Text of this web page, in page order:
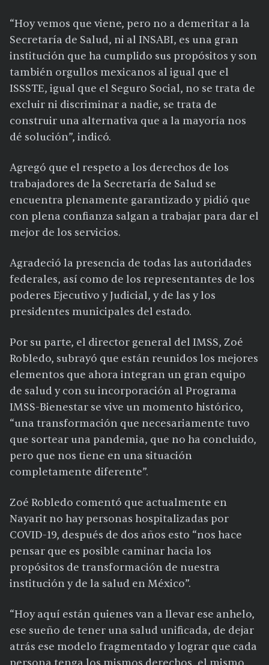
“Hoy vemos que viene, pero no a demeritar a la
Secretaría de Salud, ni al INSABI, es una gran
institución que ha cumplido sus propósitos y son
también orgullos mexicanos al igual que el
ISSSTE, igual que el Seguro Social, no se trata de
excluir ni discriminar a nadie, se trata de
construir una alternativa que a la mayoría nos
dé solución”, indicó.
Agregó que el respeto a los derechos de los
trabajadores de la Secretaría de Salud se
encuentra plenamente garantizado y pidió que
con plena confianza salgan a trabajar para dar el
mejor de los servicios.
Agradeció la presencia de todas las autoridades
federales, así como de los representantes de los
poderes Ejecutivo y Judicial, y de las y los
presidentes municipales del estado.
Por su parte, el director general del IMSS, Zoé
Robledo, subrayó que están reunidos los mejores
elementos que ahora integran un gran equipo
de salud y con su incorporación al Programa
IMSS-Bienestar se vive un momento histórico,
“una transformación que necesariamente tuvo
que sortear una pandemia, que no ha concluido,
pero que nos tiene en una situación
completamente diferente”.
Zoé Robledo comentó que actualmente en
Nayarit no hay personas hospitalizadas por
COVID-19, después de dos años esto “nos hace
pensar que es posible caminar hacia los
propósitos de transformación de nuestra
institución y de la salud en México”.
“Hoy aquí están quienes van a llevar ese anhelo,
ese sueño de tener una salud unificada, de dejar
atrás ese modelo fragmentado y lograr que cada